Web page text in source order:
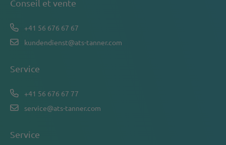
Conseil et vente
+41 56 676 67 67
kundendienst@ats-tanner.com
Service
+41 56 676 67 77
service@ats-tanner.com
Service